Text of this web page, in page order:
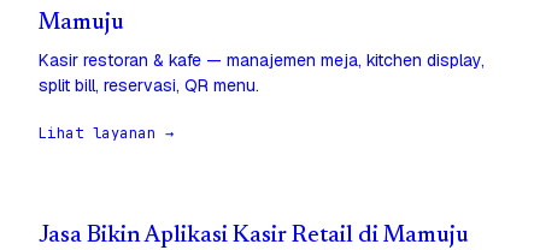
Mamuju
Kasir restoran & kafe — manajemen meja, kitchen display,
split bill, reservasi, QR menu.
Lihat layanan →
Jasa Bikin Aplikasi Kasir Retail di Mamuju